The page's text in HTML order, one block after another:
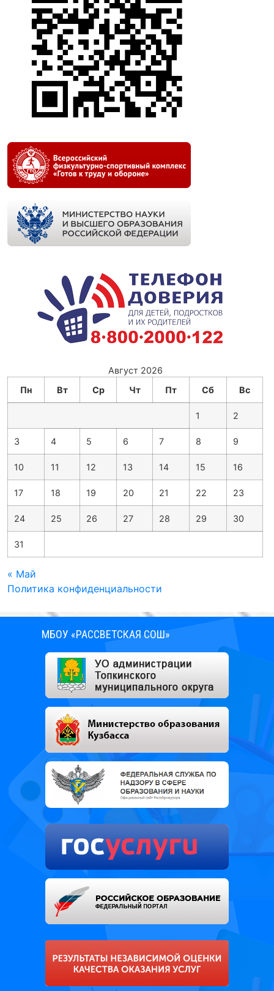
Август 2026
Пн
Вт Ср Чт Пт Сб Вс
1 2
3 4 5 6 7 8 9
10 11 12 13 14 15 16
17 18 19 20 21 22 23
24 25 26 27 28 29 30
31
« Май
Политика конфиденциальности
МБОУ «РАССВЕТСКАЯ СОШ»